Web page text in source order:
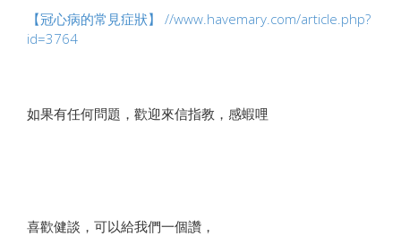
【冠心病的常見症狀】
//www.havemary.com/article.php?
id=3764
如果有任何問題，歡迎來信指教，感蝦哩
喜歡健談，可以給我們一個讚，